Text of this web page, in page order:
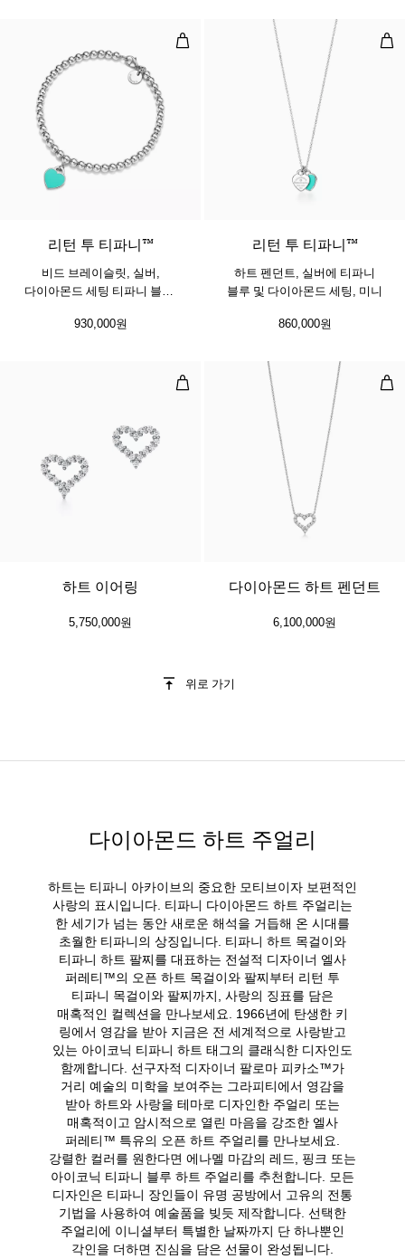
비드 브레이슬릿, 실버, 다이아몬드
3 색상
리턴 투 티파니™
비드 브레이슬릿, 실버,
다이아몬드 세팅 티파니 블루,
930,000원
하
리턴 투 티파니™
하트 펜던트, 실버에 티파니
블루 및 다이아몬드 세팅, 미니
860,000원
하트 이어링
2 소재
하트 이어링
5,750,000원
다
다이아몬드 하트 펜던트
6,100,000원
위로 가기
다이아몬드 하트 주얼리
하트는 티파니 아카이브의 중요한 모티브이자 보편적인
사랑의 표시입니다. 티파니 다이아몬드 하트 주얼리는
한 세기가 넘는 동안 새로운 해석을 거듭해 온 시대를
초월한 티파니의 상징입니다. 티파니 하트 목걸이와
티파니 하트 팔찌를 대표하는 전설적 디자이너 엘사
퍼레티™의 오픈 하트 목걸이와 팔찌부터 리턴 투
티파니 목걸이와 팔찌까지, 사랑의 징표를 담은
매혹적인 컬렉션을 만나보세요. 1966년에 탄생한 키
링에서 영감을 받아 지금은 전 세계적으로 사랑받고
있는 아이코닉 티파니 하트 태그의 클래식한 디자인도
함께합니다. 선구자적 디자이너 팔로마 피카소™가
거리 예술의 미학을 보여주는 그라피티에서 영감을
받아 하트와 사랑을 테마로 디자인한 주얼리 또는
매혹적이고 암시적으로 열린 마음을 강조한 엘사
퍼레티™ 특유의 오픈 하트 주얼리를 만나보세요.
강렬한 컬러를 원한다면 에나멜 마감의 레드, 핑크 또는
아이코닉 티파니 블루 하트 주얼리를 추천합니다. 모든
디자인은 티파니 장인들이 유명 공방에서 고유의 전통
기법을 사용하여 예술품을 빚듯 제작합니다. 선택한
주얼리에 이니셜부터 특별한 날짜까지 단 하나뿐인
각인을 더하면 진심을 담은 선물이 완성됩니다.